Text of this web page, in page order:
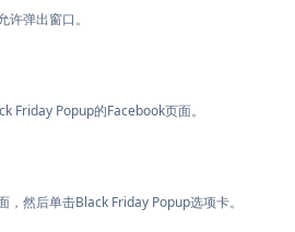
许弹出窗口。
Friday Popup的Facebook页面。
，然后单击Black Friday Popup选项卡。